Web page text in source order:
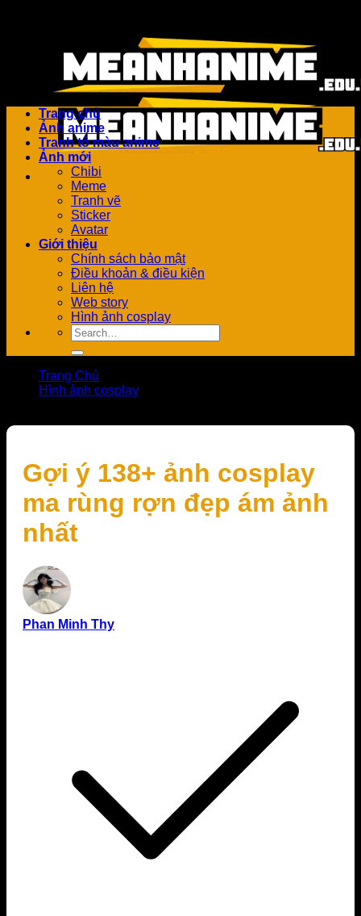
Trang chủ
Ảnh anime
Tranh tô màu anime
Ảnh mới
Chibi
Meme
Tranh vẽ
Sticker
Avatar
Giới thiệu
Chính sách bảo mật
Điều khoản & điều kiện
Liên hệ
Web story
Hình ảnh cosplay
Trang Chủ
Hình ảnh cosplay
Gợi ý 138+ ảnh cosplay
ma rùng rợn đẹp ám ảnh
nhất
Phan Minh Thy